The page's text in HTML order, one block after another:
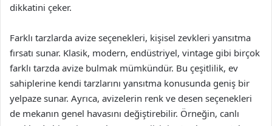
dikkatini çeker.
Farklı tarzlarda avize seçenekleri, kişisel zevkleri yansıtma
fırsatı sunar. Klasik, modern, endüstriyel, vintage gibi birçok
farklı tarzda avize bulmak mümkündür. Bu çeşitlilik, ev
sahiplerine kendi tarzlarını yansıtma konusunda geniş bir
yelpaze sunar. Ayrıca, avizelerin renk ve desen seçenekleri
de mekanın genel havasını değiştirebilir. Örneğin, canlı